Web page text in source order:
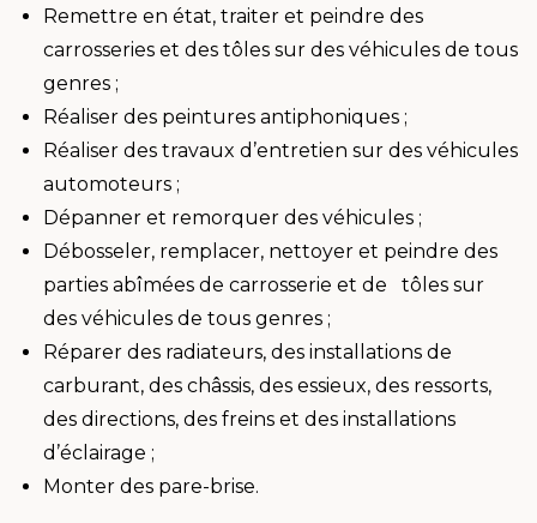
Remettre en état, traiter et peindre des
carrosseries et des tôles sur des véhicules de tous
genres ;
Réaliser des peintures antiphoniques ;
Réaliser des travaux d’entretien sur des véhicules
automoteurs ;
Dépanner et remorquer des véhicules ;
Débosseler, remplacer, nettoyer et peindre des
parties abîmées de carrosserie et de tôles sur
des véhicules de tous genres ;
Réparer des radiateurs, des installations de
carburant, des châssis, des essieux, des ressorts,
des directions, des freins et des installations
d’éclairage ;
Monter des pare-brise.